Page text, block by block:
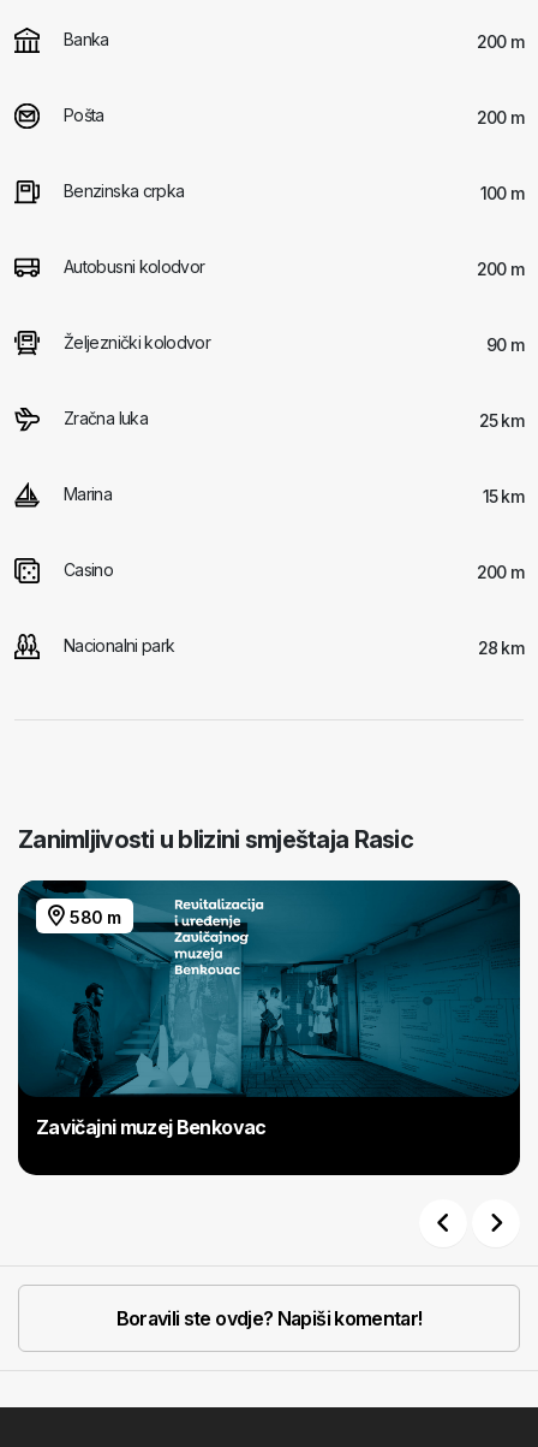
Banka 200 m
Pošta 200 m
Benzinska crpka 100 m
Autobusni kolodvor 200 m
Željeznički kolodvor 90 m
Zračna luka 25 km
Marina 15 km
Casino 200 m
Nacionalni park 28 km
Zanimljivosti u blizini smještaja Rasic
580 m
Zavičajni muzej Benkovac
Boravili ste ovdje? Napiši komentar!